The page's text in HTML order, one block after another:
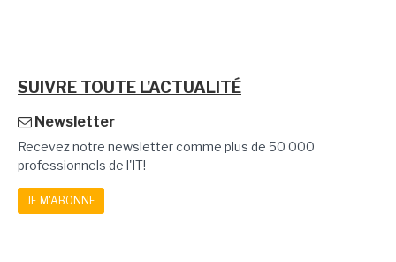
SUIVRE TOUTE L'ACTUALITÉ
Newsletter
Recevez notre newsletter comme plus de 50 000
professionnels de l'IT!
JE M'ABONNE